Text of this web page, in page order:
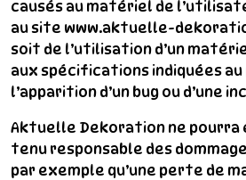
causés au matériel de
au site www.aktuelle-
soit de l’utilisation d’un
aux spécifications indiquées
l’apparition d’un bug ou d’une
Aktuelle Dekoration ne
tenu responsable des
par exemple qu’une perte de